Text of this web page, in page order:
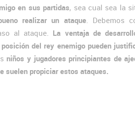
en sus partidas, sea cual sea la
realizar un ataque. Debemos
al ataque. La ventaja de
del rey enemigo pueden
niños y jugadores principiantes de
suelen propiciar estos ataques.